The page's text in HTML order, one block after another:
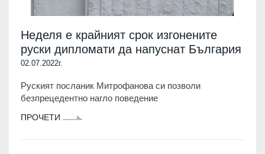
Неделя е крайният срок изгонените
руски дипломати да напуснат България
02.07.2022г.
Руският посланик Митрофанова си позволи
безпрецедентно нагло поведение
ПРОЧЕТИ